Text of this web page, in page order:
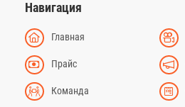
Навигация
Главная
Прайс
Команда